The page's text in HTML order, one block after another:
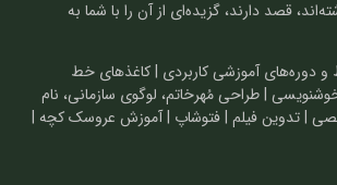
قصد دارند، گزیده‌ای از آن را با شما به
دوره‌های آموزشی کاربردی | کاغذهای خط
| طراحی مُهرخاتم، لوگوی سازمانی، نام
| تدوین فیلم | فتوشاپ | آموزش عروسک کچه |